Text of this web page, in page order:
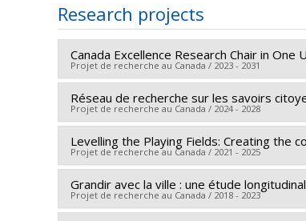
Master's
Grade :M. Sc.
Lien vers le document dans Papyrus
Research projects
Canada Excellence Research Chair in One
Projet de recherche au Canada / 2023 - 2031
Lead researcher : Evelyne de Leeuw
Co-researchers : Louise Potvin,Michèle
Funding sources:SPIIE/Secrétariat des
Grant programs: PVXXXXXX-Chaire
Réseau de recherche sur les savoirs
Projet de recherche au Canada / 2024 - 2028
Lead researcher : Éric Racine
Co-researchers : Juan Torres,Françoise
Waldispuhl,Christine Loignon, Laurence
Isabelle Ruelland, Esli Osmanlliu,
Levelling the Playing Fields: Creating the
Projet de recherche au Canada / 2021 - 2025
Lead researcher : Katherine Frohlich
Co-researchers : Juan Torres,Marie-
Grandir avec la ville : une étude
Projet de recherche au Canada / 2018 - 2023